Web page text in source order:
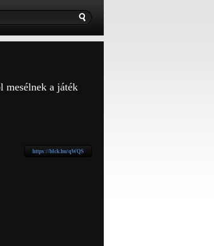
mesélnek a játék